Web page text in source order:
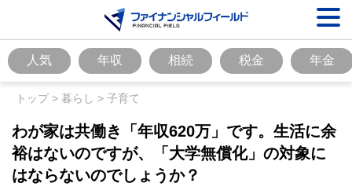
人気 年収 相続 税金 年金
トップ> 暮らし > 子育て
わが家は共働き「年収620万」です。生活に余
裕はないのですが、「大学無償化」の対象に
はならないのでしょうか？